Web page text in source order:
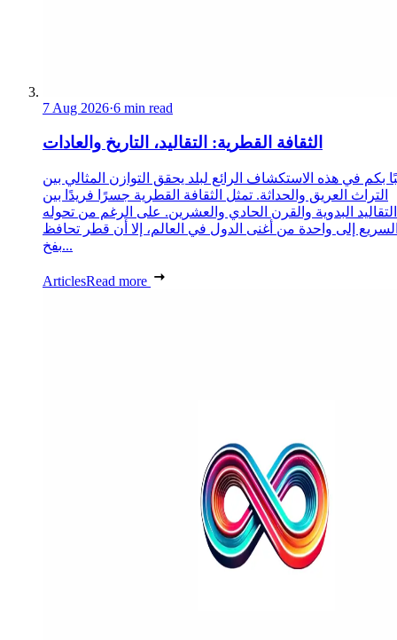
7 Aug 2026·6 min read
الثقافة القطرية: التقاليد، التاريخ والعادات
بكم في هذه الاستكشاف الرائع لبلد يحقق التوازن المثالي بين
التراث العريق والحداثة. تمثل الثقافة القطرية جسرًا فريدًا بين
التقاليد البدوية والقرن الحادي والعشرين. على الرغم من تحوله
إلى واحدة من أغنى الدول في العالم، إلا أن قطر تحافظ
بفخ...
ArticlesRead more